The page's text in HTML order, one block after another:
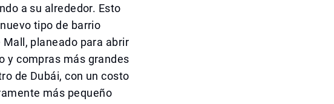
a su alrededor. Esto
tipo de barrio
planeado para abrir
y compras más grandes
de Dubái, con un costo
más pequeño